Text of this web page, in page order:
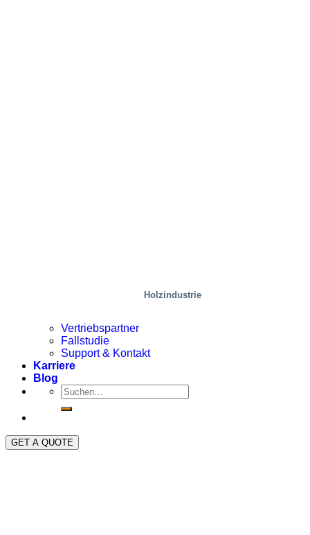
Holzindustrie
Vertriebspartner
Fallstudie
Support & Kontakt
Karriere
Blog
GET A QUOTE